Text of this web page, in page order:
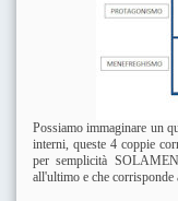
Possiamo immaginare un
interni, queste 4 coppie
per semplicità
all'ultimo e che corrisponde